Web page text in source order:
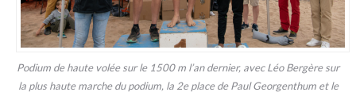
Podium de haute volée sur le 1500 m l’an dernier, avec Léo Bergère sur
la plus haute marche du podium, la 2e place de Paul Georgenthum et le